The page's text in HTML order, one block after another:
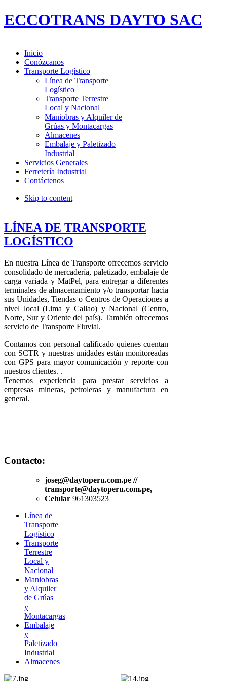
ECCOTRANS DAYTO SAC
Inicio
Conózcanos
Transporte Logístico
Línea de Transporte
Logístico
Transporte Terrestre
Local y Nacional
Maniobras y Alquiler de
Grúas y Montacargas
Almacenes
Embalaje y Paletizado
Industrial
Servicios Generales
Ferretería Industrial
Contáctenos
Skip to content
LÍNEA DE TRANSPORTE
LOGÍSTICO
En nuestra Línea de Transporte ofrecemos servicio
consolidado de mercadería, paletizado, embalaje de
carga variada y MatPel, para entregar a diferentes
terminales de almacenamiento y/o transportar hacia
sus Unidades, Tiendas o Centros de Operaciones a
nivel local (Lima y Callao) y Nacional (Centro,
Norte, Sur y Oriente del país). También ofrecemos
servicio de Transporte Fluvial.
Contamos con personal calificado quienes cuentan
con SCTR y nuestras unidades están monitoreadas
con GPS para mayor comunicación y reporte con
nuestros clientes. .
Tenemos experiencia para prestar servicios a
empresas mineras, petroleras y manufactura en
general.
Contacto:
joseg@daytoperu.com.pe //
transporte@daytoperu.com.pe,
Celular 961303523
Línea de
Transporte
Logístico
Transporte
Terrestre
Local y
Nacional
Maniobras
y Alquiler
de Grúas
y
Montacargas
Embalaje
y
Paletizado
Industrial
Almacenes